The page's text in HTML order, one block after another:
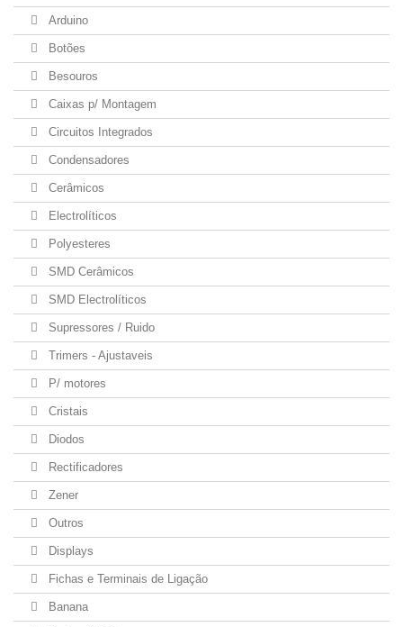
Arduino
Botões
Besouros
Caixas p/ Montagem
Circuitos Integrados
Condensadores
Cerâmicos
Electrolíticos
Polyesteres
SMD Cerâmicos
SMD Electrolíticos
Supressores / Ruido
Trimers - Ajustaveis
P/ motores
Cristais
Diodos
Rectificadores
Zener
Outros
Displays
Fichas e Terminais de Ligação
Banana